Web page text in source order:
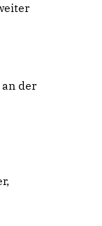
der